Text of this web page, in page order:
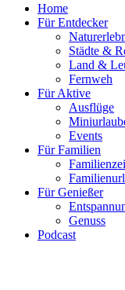
Home
Für Entdecker
Städte &
Land &
Fernweh
Für Aktive
Ausflüge
Events
Für Familien
Für Genießer
Genuss
Podcast